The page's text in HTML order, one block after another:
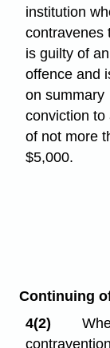
institution
contravenes
is guilty of an
offence and
on summary
conviction to
of not more
$5,000.
Continuing
4(2)